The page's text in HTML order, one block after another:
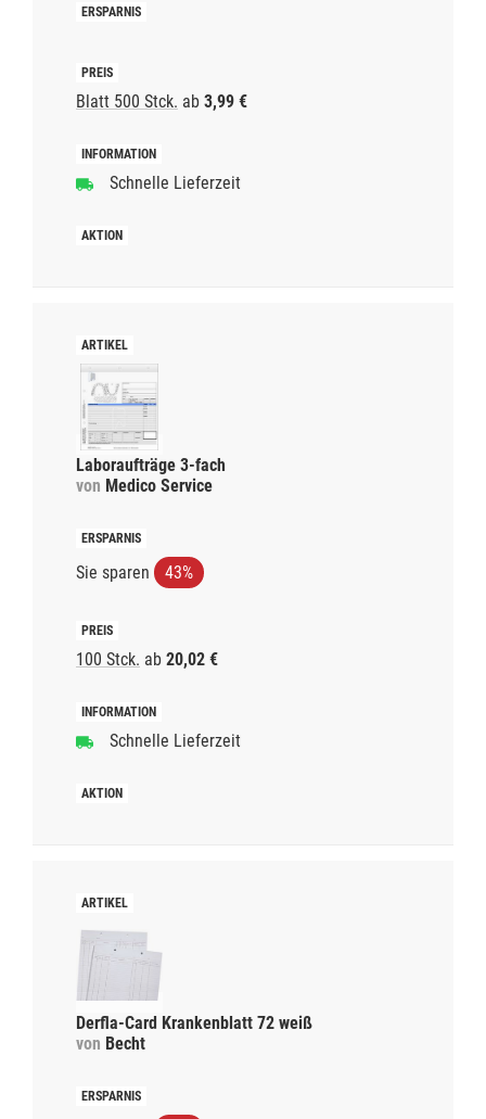
Blatt 500 Stck. ab 3,99 €
Schnelle Lieferzeit
Laboraufträge 3-fach
von Medico Service
Sie sparen 43%
100 Stck. ab 20,02 €
Schnelle Lieferzeit
Derfla-Card Krankenblatt 72 weiß
von Becht